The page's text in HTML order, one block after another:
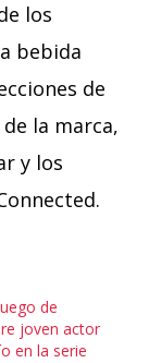
los
bebida
de
la marca,
y los
de
joven actor
en la serie